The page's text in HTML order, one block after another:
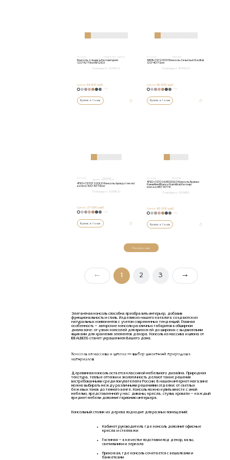
Консоли С выдвижным ящиком
Консоль 2 ящика белая/хром
120*42*79см KFG103
Размеры от: 42/79/120
Цена: 54 600 руб.
Купить в 1 клик
Консоли Открытые
58DB-CST20051 Консоль Севилья (Sevilla)
120*40*75см
Размеры от: 40/75/120
Цена:98 000 руб.
Купить в 1 клик
Консоли Открытые
Зеркальные консоли
47ED-CST072GOLD Консоль прозр.стекло/
золото 100*30*78см
Размеры от: 30/78/100
Цена: 27 000 руб.
+152
Купить в 1 клик
Консоли Открытые
47ED-CST026/80GOLD Консоль Бьянко
Намибия (Bianco Namibia) бел.мр/
мат.зол80*30*78
Размеры от: 30/78/80
Цена:40 000 руб.
+152
Купить в 1 клик
Показать еще
← 1 2 3 →
Элегантная консоль способна преобразить интерьер, добавив
функциональность и стиль. Изделия из нашего каталога создаются из
натуральных компонентов с учетом современных тенденций. Главная
особенность — авторские консоли различных габаритов в обширном
диапазоне: от узких консолей для прихожей до широких с выдвижными
ящиками для хранения элементов декора. Консоль из массива и шпона от
IDEALBEDS станет украшением Вашего дома.
Консоль из массива и шпона — выбор ценителей природных
материалов
Деревянная консоль остается классикой мебельного дизайна. Природная
текстура, теплые оттенки и экологичность делают такие решения
востребованными среди покупателей в России. В нашем интернет-магазине
можно выбирать между различными решениями отделки: от светлых
бежевых тонов до темного венге. Консоль можно купить вместе с иной
мебелью, представленной у нас: диваны, кресла, стулья, кровати — каждый
предмет мебели дополнит гармонию интерьера.
Консольный столик из дерева подходит для разных помещений:
Кабинет руководителя, где консоль дополнит офисные
кресла и стеллажи
Гостиная — в качестве подставки под декор, вазы,
светильники и зеркала
Прихожая, где консоль сочетается с вешалками и
банкетками